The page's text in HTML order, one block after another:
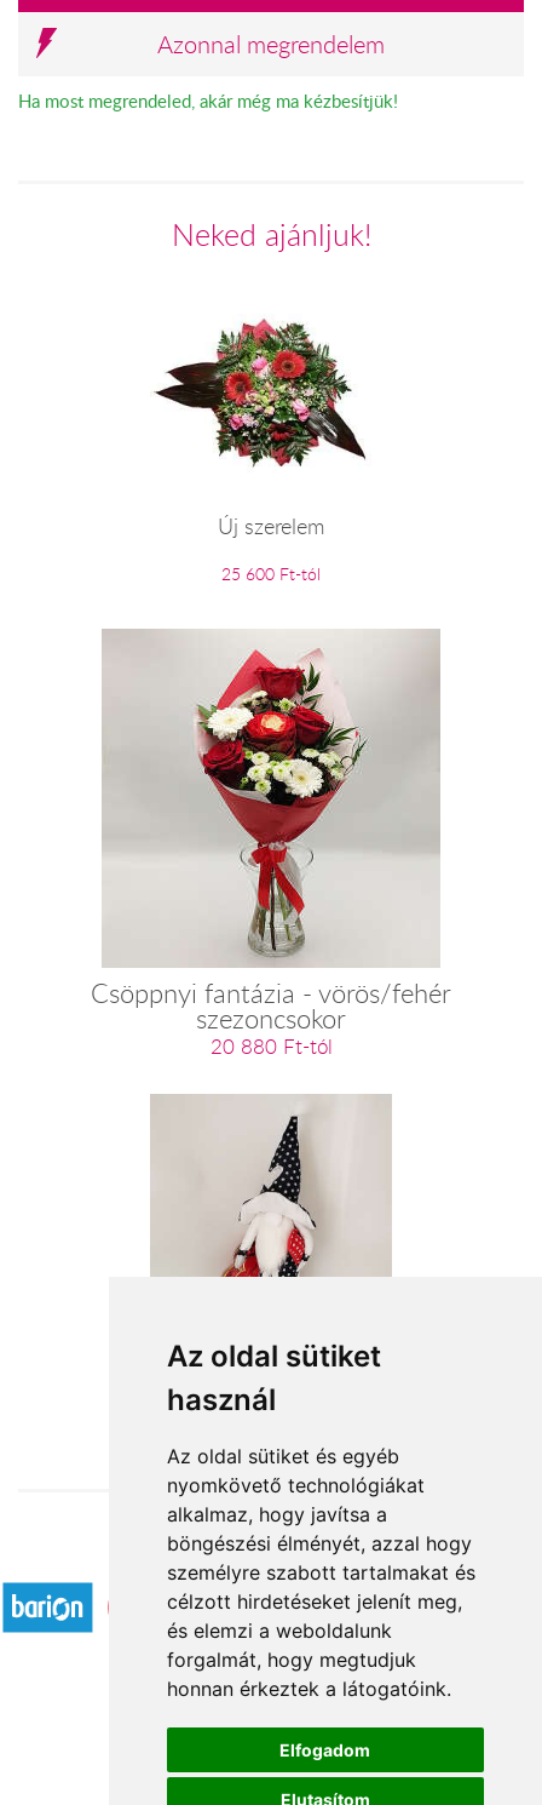
Az oldal sütiket
használ
Az oldal sütiket és egyéb
nyomkövető technológiákat
alkalmaz, hogy javítsa a
böngészési élményét, azzal hogy
személyre szabott tartalmakat és
célzott hirdetéseket jelenít meg,
és elemzi a weboldalunk
forgalmát, hogy megtudjuk
honnan érkeztek a látogatóink.
Elfogadom
Elutasítom
Azonnal megrendelem
Ha most megrendeled, akár még ma kézbesítjük!
Neked ajánljuk!
Új szerelem
25 600 Ft-tól
Csöppnyi fantázia - vörös/fehér
szezoncsokor
20 880 Ft-tól
Pöttyös manó fiú
15 360 Ft-tól
Elfogadott fizetési módok
Á.SZ.F.
Impresszum